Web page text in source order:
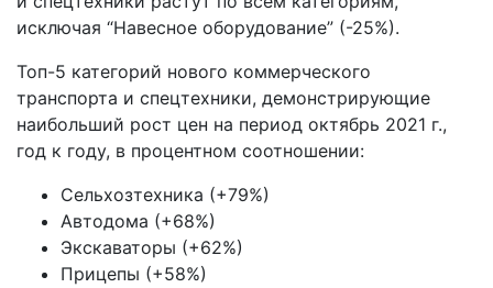
исключая “Навесное оборудование” (-25%).
Топ-5 категорий нового коммерческого
транспорта и спецтехники, демонстрирующие
наибольший рост цен на период октябрь 2021 г.,
год к году, в процентном соотношении:
Сельхозтехника (+79%)
Автодома (+68%)
Экскаваторы (+62%)
Прицепы (+58%)